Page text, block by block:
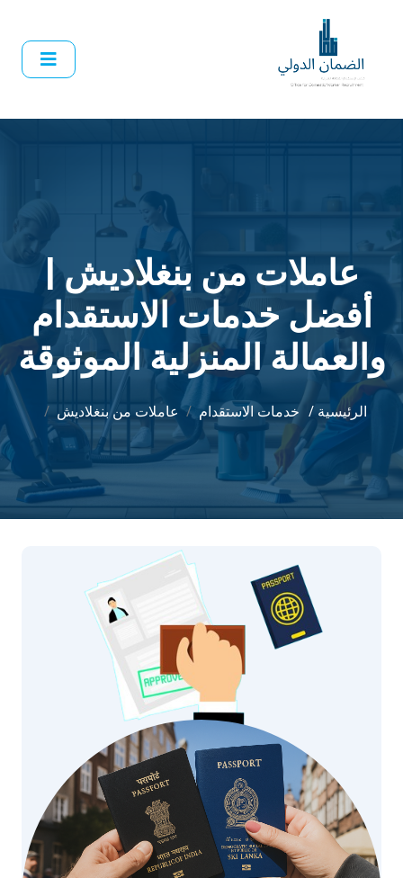
عاملات من بنغلاديش |
أفضل خدمات الاستقدام
والعمالة المنزلية الموثوقة
الرئيسية / خدمات الاستقدام عاملات من بنغلاديش